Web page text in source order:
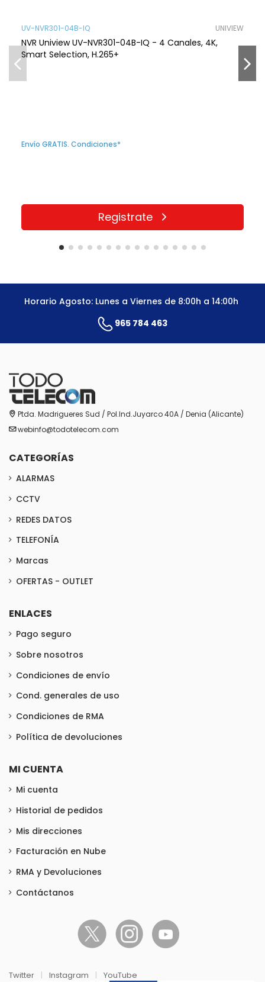
UV-NVR301-04B-IQ UNIVIEW
NVR Uniview UV-NVR301-04B-IQ - 4 Canales, 4K,
Smart Selection, H.265+
Envío GRATIS. Condiciones*
Registrate
Horario Agosto: Lunes a Viernes de 8:00h a 14:00h
965 784 463
Ptda. Madrigueres Sud / Pol.Ind.Juyarco 40A / Denia (Alicante)
webinfo@todotelecom.com
CATEGORÍAS
ALARMAS
CCTV
REDES DATOS
TELEFONÍA
Marcas
OFERTAS - OUTLET
ENLACES
Pago seguro
Sobre nosotros
Condiciones de envío
Cond. generales de uso
Condiciones de RMA
Política de devoluciones
MI CUENTA
Mi cuenta
Historial de pedidos
Mis direcciones
Facturación en Nube
RMA y Devoluciones
Contáctanos
Twitter | Instagram | YouTube